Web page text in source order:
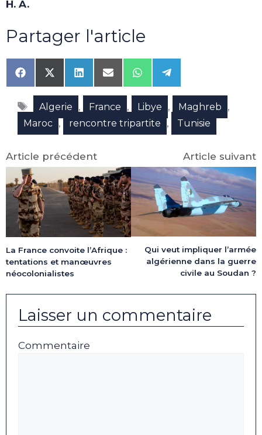
H. A.
Partager l'article
Share
on
Facebook
Share
on
X
(Twitter)
Share
on
LinkedIn
Share
on
Email
Share
on
WhatsApp
Share
on
Telegram
Étiquettes
Algerie , France , Libye , Maghreb ,
Maroc , rencontre tripartite , Tunisie
Article précédent
La France convoite l’Afrique :
tentations et manœuvres
néocolonialistes
Article suivant
Qui veut impliquer l’armée
algérienne dans la guerre
civile au Soudan ?
Laisser un commentaire
Commentaire